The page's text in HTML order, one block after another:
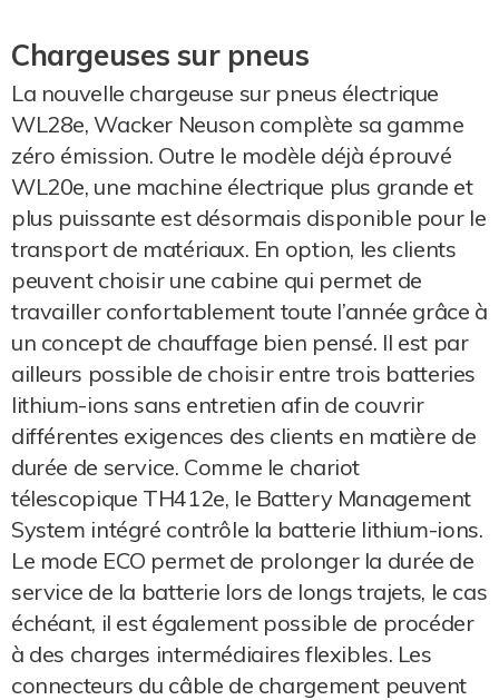
Chargeuses sur pneus
La nouvelle chargeuse sur pneus électrique
WL28e, Wacker Neuson complète sa gamme
zéro émission. Outre le modèle déjà éprouvé
WL20e, une machine électrique plus grande et
plus puissante est désormais disponible pour le
transport de matériaux. En option, les clients
peuvent choisir une cabine qui permet de
travailler confortablement toute l’année grâce à
un concept de chauffage bien pensé. Il est par
ailleurs possible de choisir entre trois batteries
lithium-ions sans entretien afin de couvrir
différentes exigences des clients en matière de
durée de service. Comme le chariot
télescopique TH412e, le Battery Management
System intégré contrôle la batterie lithium-ions.
Le mode ECO permet de prolonger la durée de
service de la batterie lors de longs trajets, le cas
échéant, il est également possible de procéder
à des charges intermédiaires flexibles. Les
connecteurs du câble de chargement peuvent